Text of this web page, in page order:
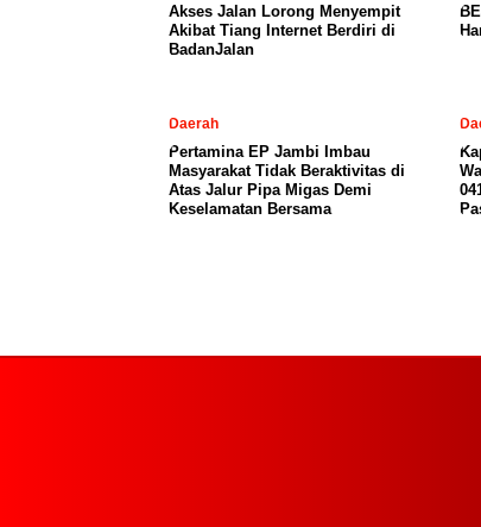
Akses Jalan Lorong Menyempit
Akibat Tiang Internet Berdiri di
BadanJalan
Daerah
Pertamina EP Jambi Imbau
Masyarakat Tidak Beraktivitas di
Atas Jalur Pipa Migas Demi
Keselamatan Bersama